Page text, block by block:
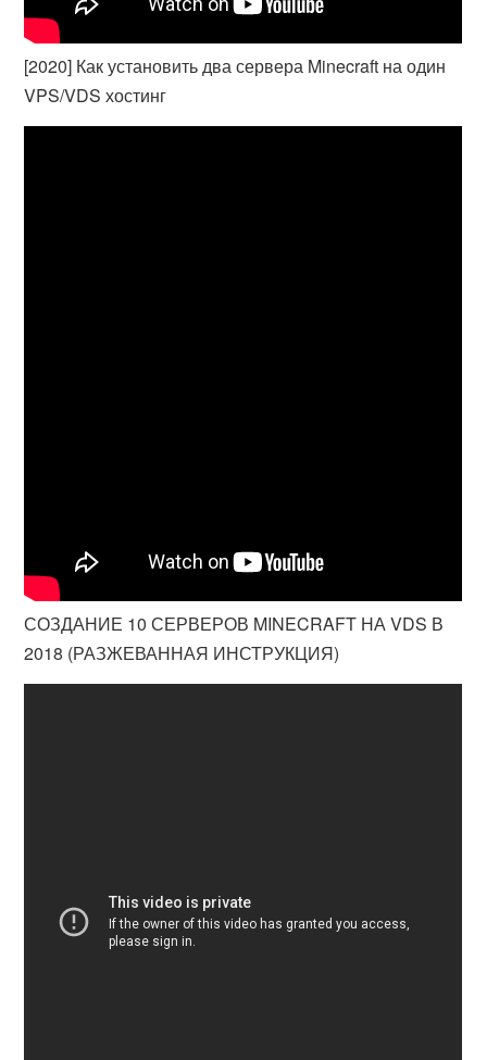
[2020] Как установить два сервера Minecraft на один
VPS/VDS хостинг
СОЗДАНИЕ 10 СЕРВЕРОВ MINECRAFT НА VDS В
2018 (РАЗЖЕВАННАЯ ИНСТРУКЦИЯ)